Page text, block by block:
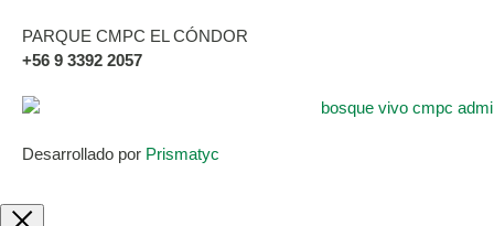
PARQUE CMPC EL CÓNDOR
+56 9 3392 2057
Desarrollado por Prismatyc